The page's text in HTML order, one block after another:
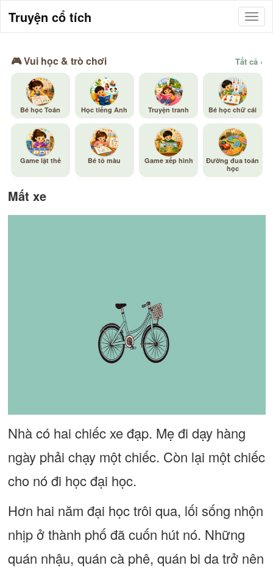
Truyện cổ tích
🎮 Vui học & trò chơi Tất cả ›
Bé học Toán Học tiếng Anh Truyện tranh Bé học chữ cái
Game lật thẻ Bé tô màu Game xếp hình
Đường đua toán
học
Mất xe
Nhà có hai chiếc xe đạp. Mẹ đi dạy hàng
ngày phải chạy một chiếc. Còn lại một chiếc
cho nó đi học đại học.
Hơn hai năm đại học trôi qua, lối sống nhộn
nhịp ở thành phố đã cuốn hút nó. Những
quán nhậu, quán cà phê, quán bi da trở nên